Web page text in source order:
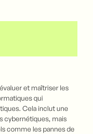
et maîtriser les
qui
Cela inclut une
cybernétiques, mais
comme les pannes de